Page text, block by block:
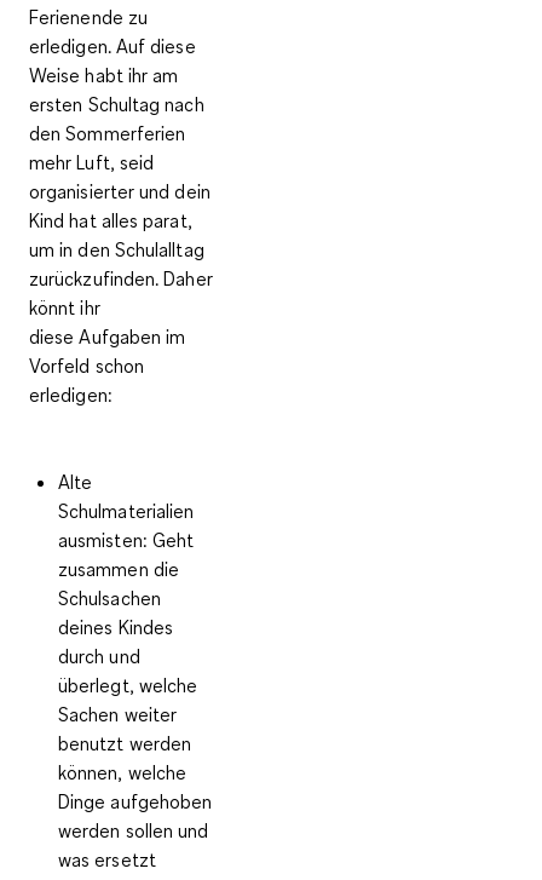
Ferienende zu
erledigen. Auf diese
Weise habt ihr am
ersten Schultag nach
den Sommerferien
mehr Luft, seid
organisierter und dein
Kind hat alles parat,
um in den Schulalltag
zurückzufinden. Daher
könnt ihr
dieseAufgaben im
Vorfeld schon
erledigen:
Alte
Schulmaterialien
ausmisten: Geht
zusammen die
Schulsachen
deines Kindes
durch und
überlegt, welche
Sachen weiter
benutzt werden
können, welche
Dinge aufgehoben
werden sollen und
was ersetzt